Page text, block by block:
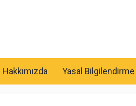
Hakkımızda Yasal Bilgilendirme